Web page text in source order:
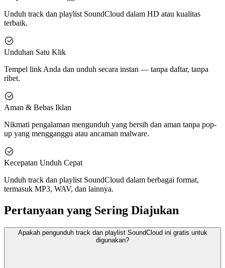
Unduh track dan playlist SoundCloud dalam HD atau kualitas
terbaik.
Unduhan Satu Klik
Tempel link Anda dan unduh secara instan — tanpa daftar, tanpa
ribet.
Aman & Bebas Iklan
Nikmati pengalaman mengunduh yang bersih dan aman tanpa pop-
up yang mengganggu atau ancaman malware.
Kecepatan Unduh Cepat
Unduh track dan playlist SoundCloud dalam berbagai format,
termasuk MP3, WAV, dan lainnya.
Pertanyaan yang Sering Diajukan
Apakah pengunduh track dan playlist SoundCloud ini gratis untuk
digunakan?